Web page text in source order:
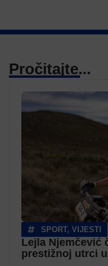
Pročitajte...
SPORT, VIJESTI
Lejla Njemčević
prestižnoj utrci